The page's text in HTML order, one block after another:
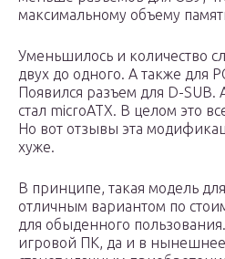
максимальному объему
Уменьшилось и количество
двух до одного. А также для
Появился разъем для D-
стал microATX. В целом это
Но вот отзывы эта
хуже.
В принципе, такая модель
отличным вариантом по
для обыденного
игровой ПК, да и в